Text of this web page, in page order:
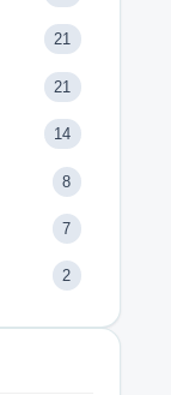
21
21
14
8
7
2